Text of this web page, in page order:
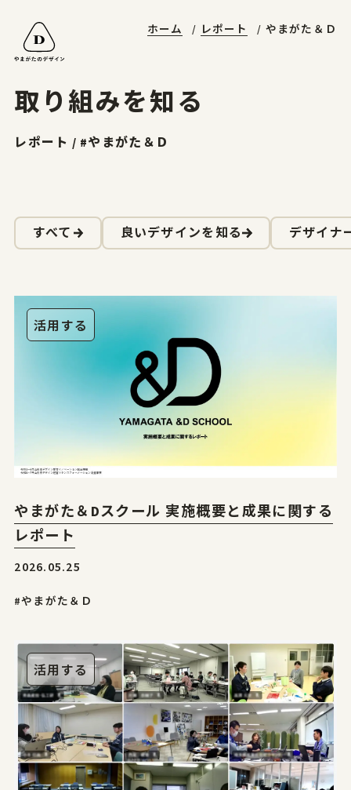
山形エクセレントデザイン
受賞ギャラリー
お問合せ
山形エクセレントデザイン
山形エクセレントデザイン
山形エクセレントデザインのあゆみ
山形エクセレントデザイン募集要項
やまがたデザ縁
山形デザイナーリスト
マッチング事例
やまがた&Ｄプロジェクト
やまがた&Ｄプロジェクト
デザイン支援事例
新着情報
お問合せ
〒990-2473山形市松栄2-2-1
tel.023-644-3222
サイトポリシープライバシーポリシー
ホーム レポート やまがた＆Ｄ
取り組みを知る
レポート / #やまがた＆Ｄ
すべて 良いデザインを知る デザイナ
活用する
やまがた＆Dスクール 実施概要と成果に関する
レポート
2026.05.25
#やまがた＆Ｄ
活用する